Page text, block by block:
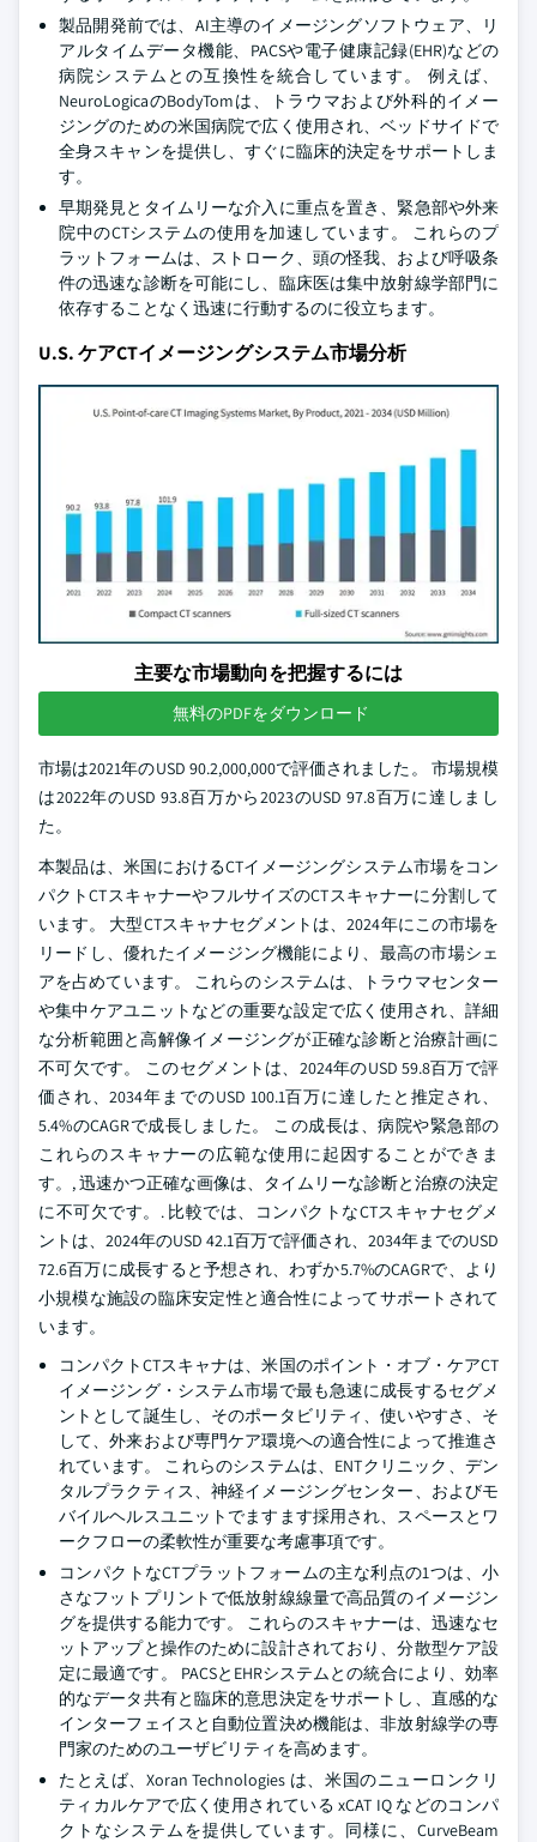
製品開発前では、AI主導のイメージングソフトウェア、リ
アルタイムデータ機能、PACSや電子健康記録(EHR)などの
病院システムとの互換性を統合しています。 例えば、
NeuroLogicaのBodyTomは、トラウマおよび外科的イメー
ジングのための米国病院で広く使用され、ベッドサイドで
全身スキャンを提供し、すぐに臨床的決定をサポートしま
す。
早期発見とタイムリーな介入に重点を置き、緊急部や外来
院中のCTシステムの使用を加速しています。 これらのプ
ラットフォームは、ストローク、頭の怪我、および呼吸条
件の迅速な診断を可能にし、臨床医は集中放射線学部門に
依存することなく迅速に行動するのに役立ちます。
U.S. ケアCTイメージングシステム市場分析
主要な市場動向を把握するには
無料のPDFをダウンロード
市場は2021年のUSD 90.2,000,000で評価されました。 市場規模
は2022年のUSD 93.8百万から2023のUSD 97.8百万に達しまし
た。
本製品は、米国におけるCTイメージングシステム市場をコン
パクトCTスキャナーやフルサイズのCTスキャナーに分割して
います。 大型CTスキャナセグメントは、2024年にこの市場を
リードし、優れたイメージング機能により、最高の市場シェ
アを占めています。 これらのシステムは、トラウマセンター
や集中ケアユニットなどの重要な設定で広く使用され、詳細
な分析範囲と高解像イメージングが正確な診断と治療計画に
不可欠です。 このセグメントは、2024年のUSD 59.8百万で評
価され、2034年までのUSD 100.1百万に達したと推定され、
5.4%のCAGRで成長しました。 この成長は、病院や緊急部の
これらのスキャナーの広範な使用に起因することができま
す。, 迅速かつ正確な画像は、タイムリーな診断と治療の決定
に不可欠です。. 比較では、コンパクトなCTスキャナセグメ
ントは、2024年のUSD 42.1百万で評価され、2034年までのUSD
72.6百万に成長すると予想され、わずか5.7%のCAGRで、より
小規模な施設の臨床安定性と適合性によってサポートされて
います。
コンパクトCTスキャナは、米国のポイント・オブ・ケアCT
イメージング・システム市場で最も急速に成長するセグメ
ントとして誕生し、そのポータビリティ、使いやすさ、そ
して、外来および専門ケア環境への適合性によって推進さ
れています。 これらのシステムは、ENTクリニック、デン
タルプラクティス、神経イメージングセンター、およびモ
バイルヘルスユニットでますます採用され、スペースとワ
ークフローの柔軟性が重要な考慮事項です。
コンパクトなCTプラットフォームの主な利点の1つは、小
さなフットプリントで低放射線線量で高品質のイメージン
グを提供する能力です。 これらのスキャナーは、迅速なセ
ットアップと操作のために設計されており、分散型ケア設
定に最適です。 PACSとEHRシステムとの統合により、効率
的なデータ共有と臨床的意思決定をサポートし、直感的な
インターフェイスと自動位置決め機能は、非放射線学の専
門家のためのユーザビリティを高めます。
たとえば、Xoran Technologies は、米国のニューロンクリ
ティカルケアで広く使用されている xCAT IQ などのコンパ
クトなシステムを提供しています。同様に、CurveBeam